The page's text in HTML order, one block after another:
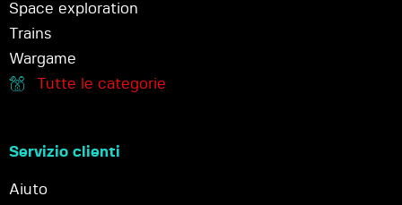
Space exploration
Trains
Wargame
Tutte le categorie
Servizio clienti
Aiuto